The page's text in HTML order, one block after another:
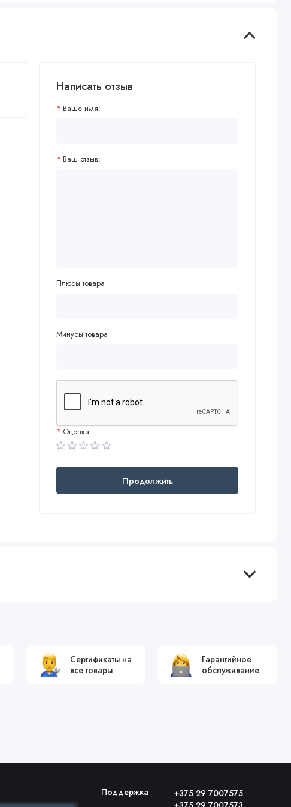
Написать отзыв
Ваше имя:
Ваш отзыв:
Плюсы товара
Минусы товара
Оценка:
Продолжить
Сертификаты на
все товары
Гарантийное
обслуживание
Поддержка
+375 29 7007575